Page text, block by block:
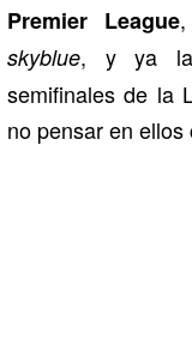
Premier League
skyblue, y ya la
semifinales de la
no pensar en